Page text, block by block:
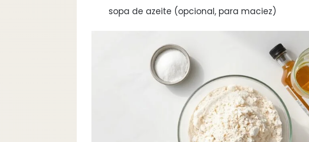
sopa de azeite (opcional, para maciez)